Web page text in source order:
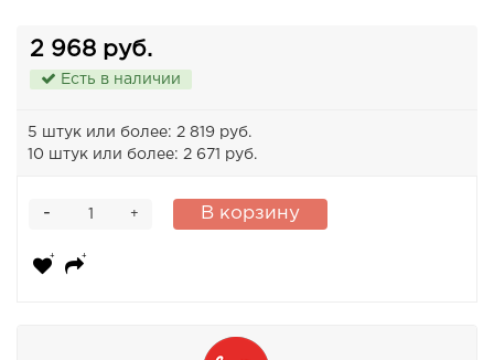
2 968 руб.
Есть в наличии
5 штук или более: 2 819 руб.
10 штук или более: 2 671 руб.
+
- В корзину